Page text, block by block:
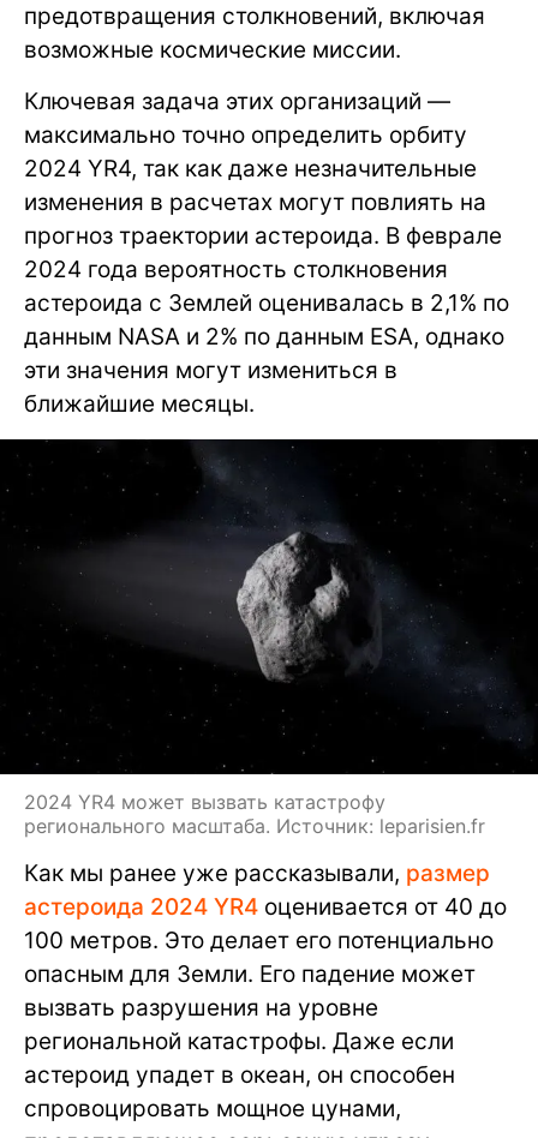
предотвращения столкновений, включая
возможные космические миссии.
Ключевая задача этих организаций —
максимально точно определить орбиту
2024 YR4, так как даже незначительные
изменения в расчетах могут повлиять на
прогноз траектории астероида. В феврале
2024 года вероятность столкновения
астероида с Землей оценивалась в 2,1% по
данным NASA и 2% по данным ESA, однако
эти значения могут измениться в
ближайшие месяцы.
2024 YR4 может вызвать катастрофу
регионального масштаба. Источник: leparisien.fr
Как мы ранее уже рассказывали, размер
астероида 2024 YR4 оценивается от 40 до
100 метров. Это делает его потенциально
опасным для Земли. Его падение может
вызвать разрушения на уровне
региональной катастрофы. Даже если
астероид упадет в океан, он способен
спровоцировать мощное цунами,